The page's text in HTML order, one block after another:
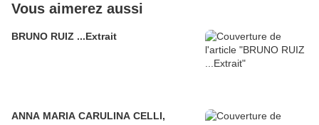
Vous aimerez aussi
BRUNO RUIZ ...Extrait
ANNA MARIA CARULINA CELLI,